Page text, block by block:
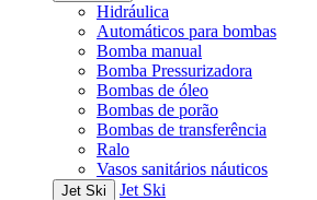
Hidráulica
Automáticos para bombas
Bomba manual
Bomba Pressurizadora
Bombas de óleo
Bombas de porão
Bombas de transferência
Ralo
Vasos sanitários náuticos
Jet Ski
Jet Ski